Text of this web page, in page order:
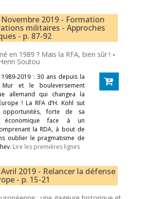
Novembre 2019 - Formation
militaires - Approches
- p. 87-92
en 1989 ? Mais la RFA, bien sûr ! -
Soutou
2019 : 30 ans depuis la
et le bouleversement
allemand qui changea la
! La RFA d’H. Kohl sut
forte de sa
économique face à un
la RDA, à bout de
oublier le pragmatisme de
Lire les premières lignes
Avril 2019 - Relancer la défense
- p. 15-21